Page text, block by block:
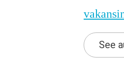
See